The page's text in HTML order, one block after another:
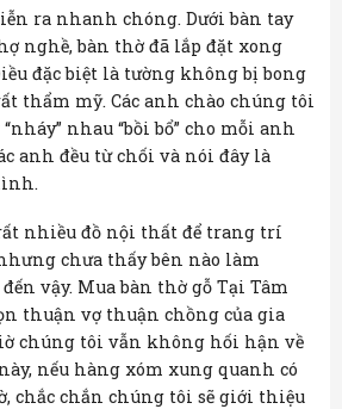
ra nhanh chóng. Dưới bàn tay
nghề, bàn thờ đã lắp đặt xong
đặc biệt là tường không bị bong
thẩm mỹ. Các anh chào chúng tôi
nhau “bồi bổ” cho mỗi anh
anh đều từ chối và nói đây là
nhiều đồ nội thất để trang trí
chưa thấy bên nào làm
vậy. Mua bàn thờ gỗ Tại Tâm
thuận vợ thuận chồng của gia
chúng tôi vẫn không hối hận về
nếu hàng xóm xung quanh có
chắc chắn chúng tôi sẽ giới thiệu